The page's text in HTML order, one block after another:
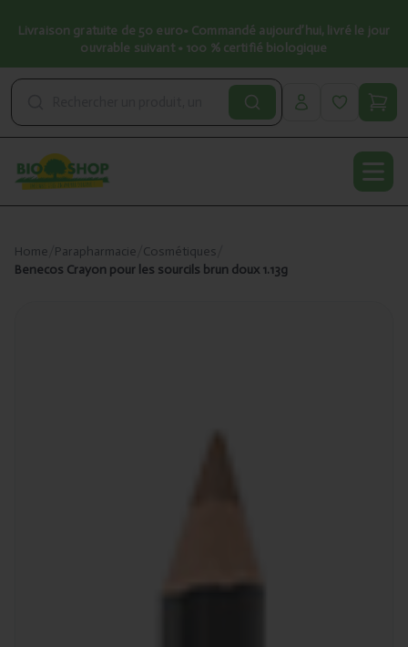
Livraison gratuite de 50 euro• Commandé aujourd’hui, livré le jour
ouvrable suivant • 100 % certifié biologique
Home Parapharmacie Cosmétiques
Benecos Crayon pour les sourcils brun doux 1.13g